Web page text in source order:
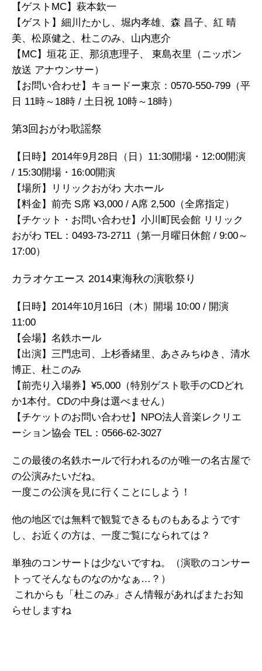
【ゲストMC】萩本欽一
【ゲスト】細川たかし、堀内孝雄、森 昌子、紅 晴
美、松原健之、杜このみ、山内恵介
【MC】垣花 正、那須恵理子、 東島衣里（ニッポン
放送 アナウンサー）
【お問い合わせ】キョードー東京：0570-550-799（平
日 11時～18時 / 土日祝 10時～18時）
第3回おがわ歌謡祭
【日時】2014年9月28日（日）11:30開場・12:00開演
/ 15:30開場・16:00開演
【場所】リリックおがわ 大ホール
【料金】前売 S席 ¥3,000 / A席 2,500（全席指定）
【チケット・お問い合わせ】小川町民会館 リリック
おがわ TEL：0493-73-2711（第一月曜日休館 / 9:00～
17:00）
カラオケエース 2014東海秋の演歌祭り
【日時】2014年10月16日（木）開場 10:00 / 開演
11:00
【会場】名鉄ホール
【出演】三門忠司、上杉香緒里、あさみちゆき、清水
博正、杜このみ
【前売り入場券】¥5,000（特別ゲスト歌手のCDどれ
か1本付。CDの中身は選べません）
【チケットのお問い合わせ】NPO法人音楽レクリエ
ーション協会 TEL：0566-62-3027
この最後の名鉄ホールで行われるのが唯一の名古屋で
の公演みたいだね。
一度この公演を見に行くことにしよう！
他の地区では無料で観覧できるものもあるようです
し、お近くの方は、一度ご覧になられては？
単独のコンサートは少ないですね。（演歌のコンサー
トってそんなものなのかなぁ…？）
これからも「杜このみ」さん情報があればまたお知
らせしますね